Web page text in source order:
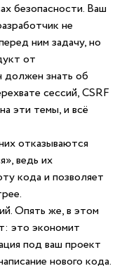
безопасности. Ваш
не
ним задачу, но
от
должен знать об
сессий, CSRF
эти темы, и всё
отказываются
ведь их
кода и позволяет
Опять же, в этом
это экономит
под ваш проект
нового кода.